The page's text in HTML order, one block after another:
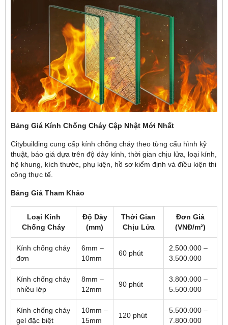
Bảng Giá Kính Chống Cháy Cập Nhật Mới Nhất
Citybuilding cung cấp kính chống cháy theo từng cấu hình kỹ
thuật, báo giá dựa trên độ dày kính, thời gian chịu lửa, loại kính,
hệ khung, kích thước, phụ kiện, hồ sơ kiểm định và điều kiện thi
công thực tế.
Bảng Giá Tham Khảo
Loại Kính
Chống Cháy
Độ Dày
(mm)
Thời Gian
Chịu Lửa
Đơn Giá
(VNĐ/m²)
Kính chống cháy
đơn
6mm –
10mm
60 phút
2.500.000 –
3.500.000
Kính chống cháy
nhiều lớp
8mm –
12mm
90 phút
3.800.000 –
5.500.000
Kính chống cháy
gel đặc biệt
10mm –
15mm
120 phút
5.500.000 –
7.800.000